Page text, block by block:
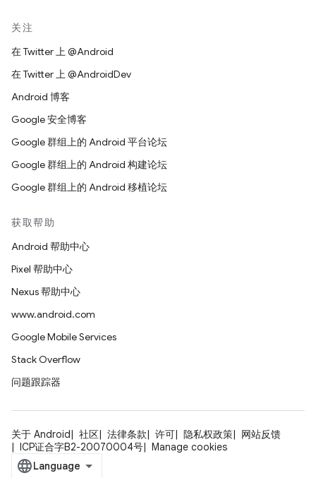
关注
在 Twitter 上 @Android
在 Twitter 上 @AndroidDev
Android 博客
Google 安全博客
Google 群组上的 Android 平台论坛
Google 群组上的 Android 构建论坛
Google 群组上的 Android 移植论坛
获取帮助
Android 帮助中心
Pixel 帮助中心
Nexus 帮助中心
www.android.com
Google Mobile Services
Stack Overflow
问题跟踪器
关于 Android 社区 法律条款 许可 隐私权政策
网站反馈
ICP证合字B2-20070004号
Manage cookies